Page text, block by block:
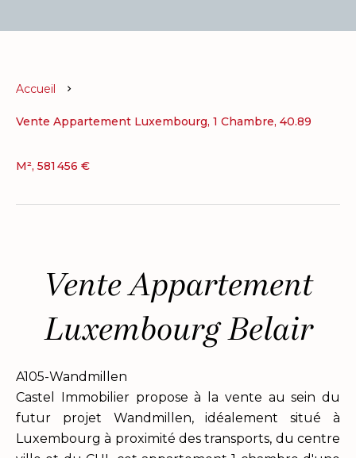
Accueil
Vente Appartement Luxembourg, 1 Chambre, 40.89
M², 581 456 €
Vente Appartement
Luxembourg Belair
A105-Wandmillen
Castel Immobilier propose à la vente au sein du
futur projet Wandmillen, idéalement situé à
Luxembourg à proximité des transports, du centre